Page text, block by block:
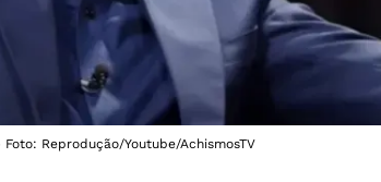
Reprodução/Youtube/AchismosTV